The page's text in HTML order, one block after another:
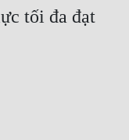
tối đa đạt